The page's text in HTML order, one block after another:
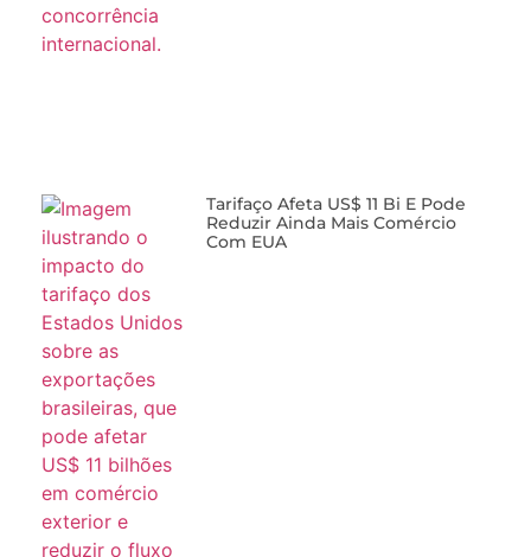
Tarifaço Afeta US$ 11 Bi E Pode
Reduzir Ainda Mais Comércio
Com EUA